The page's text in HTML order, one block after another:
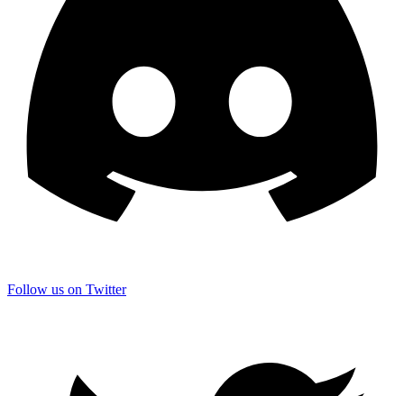
Follow us on Twitter